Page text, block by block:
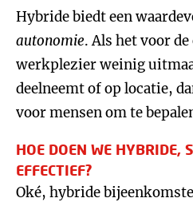
Hybride biedt een
autonomie. Als het voor
werkplezier weinig
deelneemt of op locatie,
voor mensen om te
HOE DOEN WE HYBRIDE,
EFFECTIEF?
Oké, hybride